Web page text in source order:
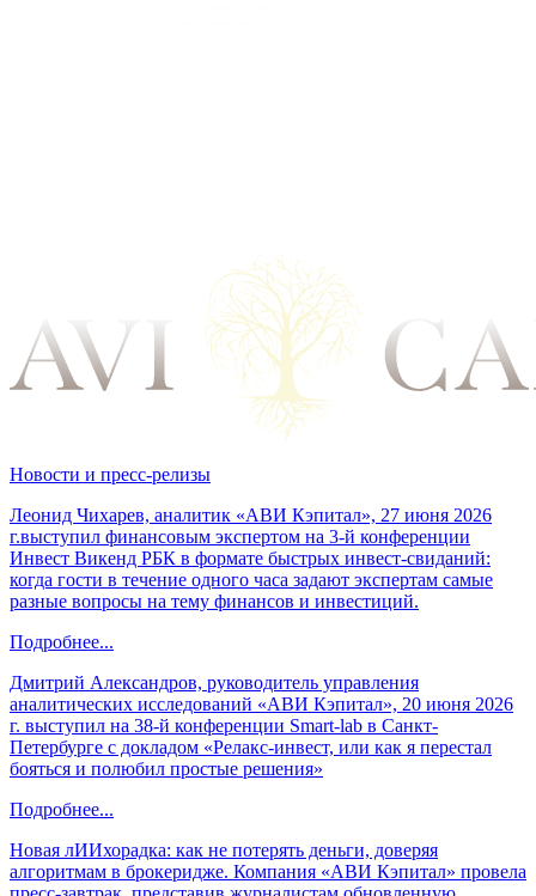
Новости и пресс-релизы
Леонид Чихарев, аналитик «АВИ Кэпитал», 27 июня 2026
г.выступил финансовым экспертом на 3-й конференции
Инвест Викенд РБК в формате быстрых инвест-свиданий:
когда гости в течение одного часа задают экспертам самые
разные вопросы на тему финансов и инвестиций.
Подробнее...
Дмитрий Александров, руководитель управления
аналитических исследований «АВИ Кэпитал», 20 июня 2026
г. выступил на 38-й конференции Smart-lab в Санкт-
Петербурге с докладом «Релакс-инвест, или как я перестал
бояться и полюбил простые решения»
Подробнее...
Новая лИИхорадка: как не потерять деньги, доверяя
алгоритмам в брокеридже. Компания «АВИ Кэпитал» провела